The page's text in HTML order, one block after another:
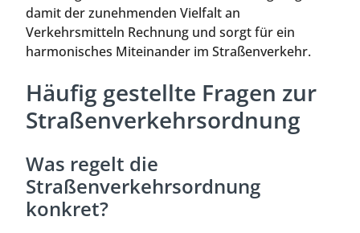
damit der zunehmenden Vielfalt an
Verkehrsmitteln Rechnung und sorgt für ein
harmonisches Miteinander im Straßenverkehr.
Häufig gestellte Fragen zur
Straßenverkehrsordnung
Was regelt die
Straßenverkehrsordnung
konkret?